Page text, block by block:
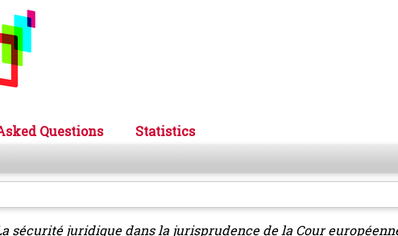
Questions
Statistics
sécurité juridique dans la jurisprudence de la Cour